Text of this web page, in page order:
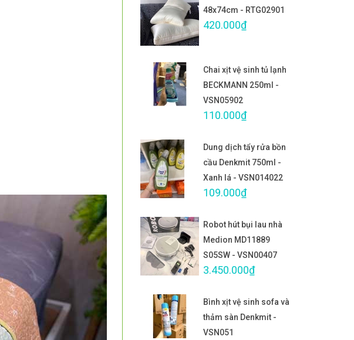
48x74cm - RTG02901
420.000₫
Chai xịt vệ sinh tủ lạnh
BECKMANN 250ml -
VSN05902
110.000₫
Dung dịch tẩy rửa bồn
cầu Denkmit 750ml -
Xanh lá - VSN014022
109.000₫
Robot hút bụi lau nhà
Medion MD11889
S05SW - VSN00407
3.450.000₫
Bình xịt vệ sinh sofa và
thảm sàn Denkmit -
VSN051